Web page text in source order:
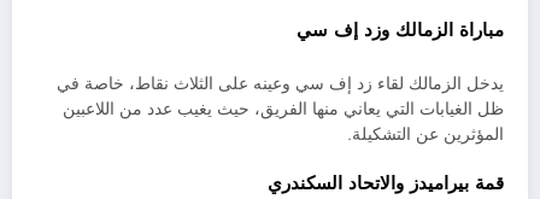
مباراة الزمالك وزد إف سي
يدخل الزمالك لقاء زد إف سي وعينه على الثلاث نقاط، خاصة في
ظل الغيابات التي يعاني منها الفريق، حيث يغيب عدد من اللاعبين
المؤثرين عن التشكيلة.
قمة بيراميدز والاتحاد السكندري